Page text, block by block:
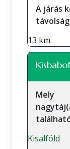
A járás
13 km.
Mely
Kisalföld